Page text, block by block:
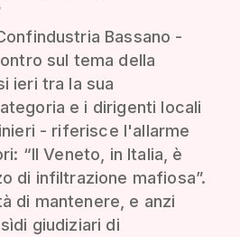
Bassano -
sul tema della
ieri tra la sua
e i dirigenti locali
- riferisce l'allarme
“Il Veneto, in Italia, è
di infiltrazione mafiosa”.
di mantenere, e anzi
giudiziari di